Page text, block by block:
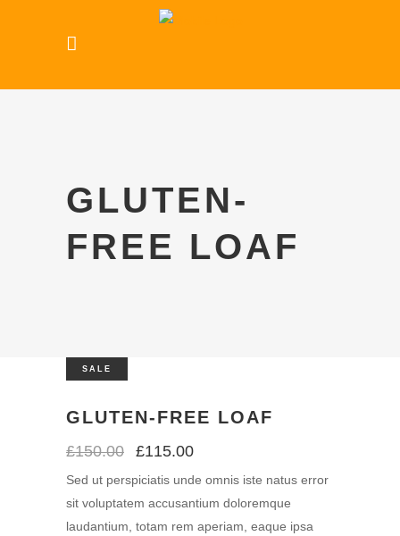
GLUTEN-
FREE LOAF
SALE
GLUTEN-FREE LOAF
£150.00 £115.00
Sed ut perspiciatis unde omnis iste natus error
sit voluptatem accusantium doloremque
laudantium, totam rem aperiam, eaque ipsa